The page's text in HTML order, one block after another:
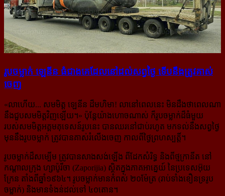
រូប​ចម្លាក់ ឡេនីន ធំ​ជាង​គេ​ដែល​នៅ​ដល់​សព្វ​ថ្ងៃ ទើប​នឹង​ត្រូវ​គាស់​
ចេញ
«លាហើយ... សមមិត្ត ឡេនីន ដ៏មហិមា! លានៅពេលនេះ មិនដឹងថាពេលណា
នឹងជួបសមមិត្តវិញឡើយ។» ប៉ុន្តែយ៉ាងហោចណាស់ ក៏រូបចម្លាក់ដ៏ធំមួយ
របស់សមមិត្តអគ្គមគុទេសន៍រូបនេះ បានឈរនៅជាប់រហូត មក​ទល់​នឹង​សព្វថ្ងៃ
មុននឹងរូបចម្លាក់ ត្រូវបានគាស់រំលើងចេញ កាលពីថ្ងៃព្រហស្បត្តិ៍។
រូបចម្លាក់​ដ៏សម្បើម ត្រូវបានសាងសង់ឡើង ពីដែកសំរិទ្ធ និងពីថ្មក្រានីត នៅ
កណ្ដាលក្រុង ហ្សាប៉ូរីចា (Zaporijia) ស្ថិតក្នុងភាគអាគ្នេយ៍ នៃប្រទេសអ៊ុយ
ក្រែន តាំងពីឆ្នាំ១៩៦៤។ រូបចម្លាក់មានកំពស់ ២០ម៉ែត្រ (រាប់​ទាំង​ខឿន​ទ្ររូប
ចម្លាក់) និងមានទំងន់ដល់ទៅ ៤០តោន។